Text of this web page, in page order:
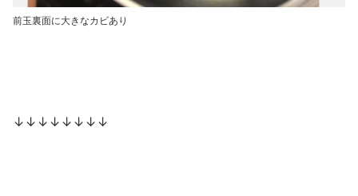
前玉裏面に大きなカビあり
↓↓↓↓↓↓↓↓